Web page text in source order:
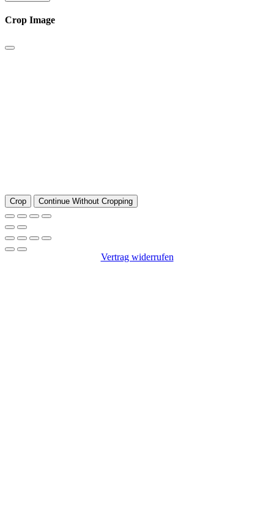
Crop Image
Crop Continue Without Cropping
Vertrag widerrufen